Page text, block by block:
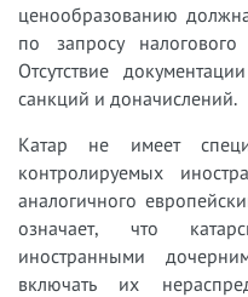
ценообразованию
по запросу
Отсутствие
санкций и доначислений.
Катар не имеет
контролируемых
аналогичного
означает, что
иностранными
включать их